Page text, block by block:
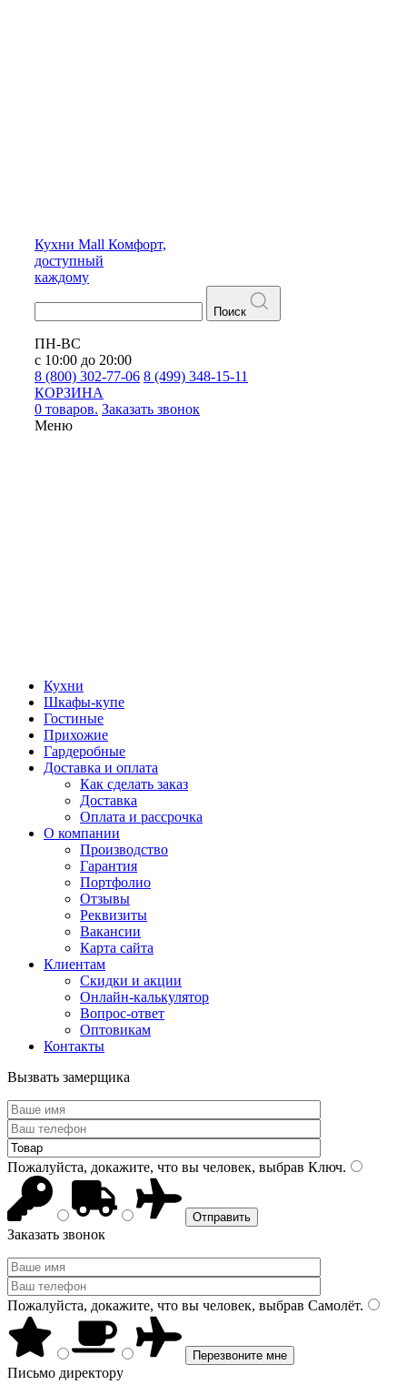
Кухни Mall Комфорт,
доступный
каждому
Поиск
ПН-ВС
с 10:00 до 20:00
8 (800) 302-77-06 8 (499) 348-15-11
КОРЗИНА
0 товаров. Заказать звонок
Меню
Кухни
Шкафы-купе
Гостиные
Прихожие
Гардеробные
Доставка и оплата
Как сделать заказ
Доставка
Оплата и рассрочка
О компании
Производство
Гарантия
Портфолио
Отзывы
Реквизиты
Вакансии
Карта сайта
Клиентам
Скидки и акции
Онлайн-калькулятор
Вопрос-ответ
Оптовикам
Контакты
Вызвать замерщика
Пожалуйста, докажите, что вы человек, выбрав Ключ.
Заказать звонок
Пожалуйста, докажите, что вы человек, выбрав Самолёт.
Письмо директору